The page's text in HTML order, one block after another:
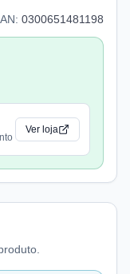
0300651481198
Ver loja